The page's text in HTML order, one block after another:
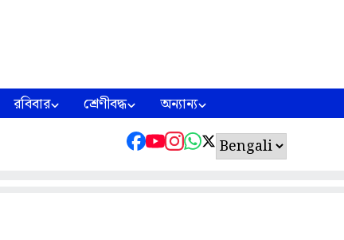
রবিবার শ্রেণীবদ্ধ অন্যান্য